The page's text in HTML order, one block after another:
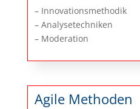
– Innovationsmethodik
– Analysetechniken
– Moderation
Agile Methoden